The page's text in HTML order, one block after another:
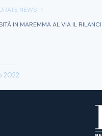
NEWS
IN MAREMMA AL VIA IL
2022